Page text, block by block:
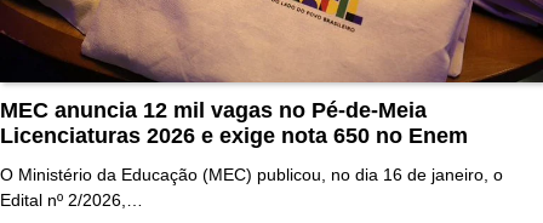
MEC anuncia 12 mil vagas no Pé-de-Meia
Licenciaturas 2026 e exige nota 650 no Enem
O Ministério da Educação (MEC) publicou, no dia 16 de janeiro, o
Edital nº 2/2026,…